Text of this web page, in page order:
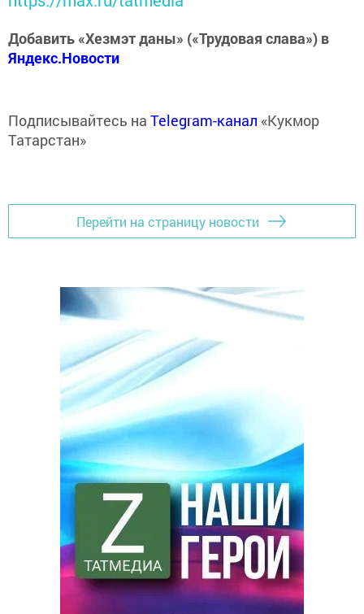
Добавить «Хезмэт даны» («Трудовая слава») в
Яндекс.Новости
Подписывайтесь на Telegram-канал «Кукмор
Татарстан»
Перейти на страницу новости